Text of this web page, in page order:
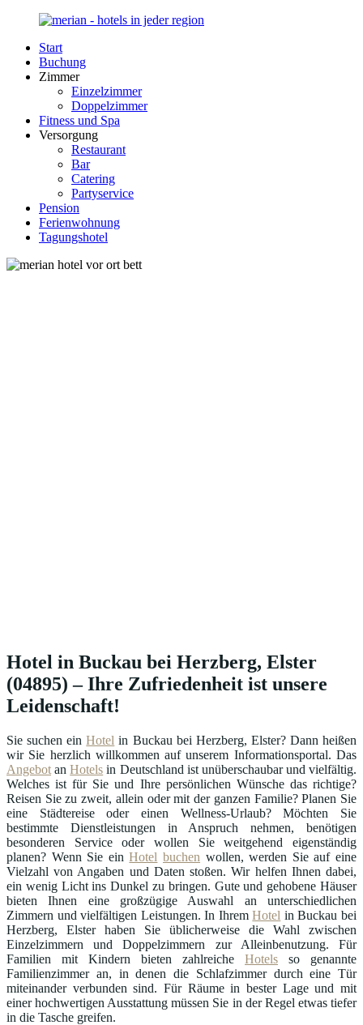
Zurück
Inhalt
Merian-
Hotel.de
Portal
Unterkunft
Deutschland
Start
Buchung
Zimmer
Einzelzimmer
Doppelzimmer
Fitness und Spa
Versorgung
Restaurant
Bar
Catering
Partyservice
Pension
Ferienwohnung
Tagungshotel
Hotel in Buckau bei Herzberg, Elster
(04895) – Ihre Zufriedenheit ist unsere
Leidenschaft!
Sie suchen einHotel in Buckau bei Herzberg, Elster? Dann heißen
wir Sie herzlich willkommen auf unserem Informationsportal. Das
Angebot anHotels in Deutschland ist unüberschaubar und vielfältig.
Welches ist für Sie und Ihre persönlichen Wünsche das richtige?
Reisen Sie zu zweit, allein oder mit der ganzen Familie? Planen Sie
eine Städtereise oder einen Wellness-Urlaub? Möchten Sie
bestimmte Dienstleistungen in Anspruch nehmen, benötigen
besonderen Service oder wollen Sie weitgehend eigenständig
planen? Wenn Sie einHotel buchen wollen, werden Sie auf eine
Vielzahl von Angaben und Daten stoßen. Wir helfen Ihnen dabei,
ein wenig Licht ins Dunkel zu bringen. Gute und gehobene Häuser
bieten Ihnen eine großzügige Auswahl an unterschiedlichen
Zimmern und vielfältigen Leistungen. In IhremHotel in Buckau bei
Herzberg, Elster haben Sie üblicherweise die Wahl zwischen
Einzelzimmern und Doppelzimmern zur Alleinbenutzung. Für
Familien mit Kindern bieten zahlreiche Hotels so genannte
Familienzimmer an, in denen die Schlafzimmer durch eine Tür
miteinander verbunden sind. Für Räume in bester Lage und mit
einer hochwertigen Ausstattung müssen Sie in der Regel etwas tiefer
in die Tasche greifen.